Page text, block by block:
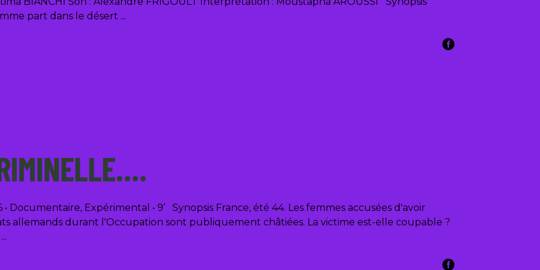
part dans le désert
Documentaire, Expérimental • 9’ Synopsis France, été 44. Les femmes accusées d'avoir
allemands durant l'Occupation sont publiquement châtiées. La victime est-elle coupable ?